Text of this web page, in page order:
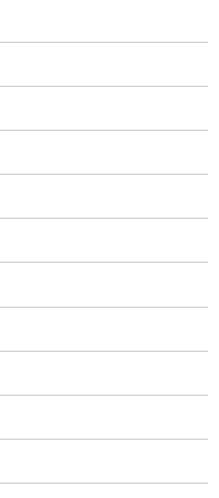
画まとめ
着点 攻略動画まとめ